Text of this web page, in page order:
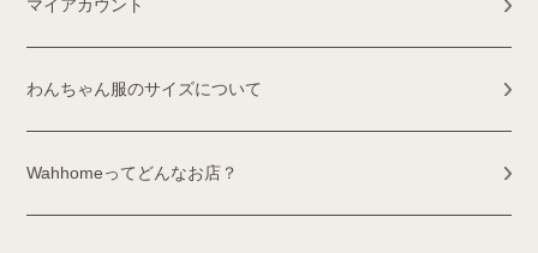
マイアカウント
わんちゃん服のサイズについて
Wahhomeってどんなお店？